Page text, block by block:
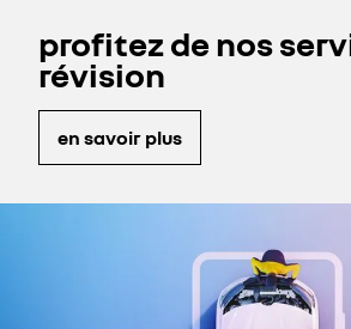
profitez de nos
révision
en savoir plus